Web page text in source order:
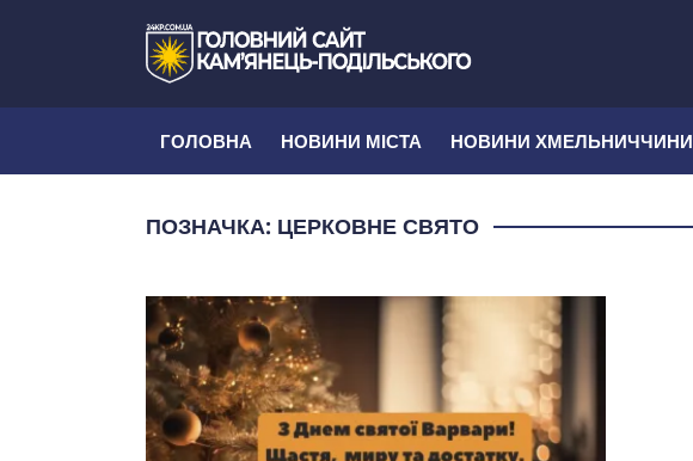
ГОЛОВНА НОВИНИ МІСТА НОВИНИ ХМЕЛЬНИЧЧИНИ
ПОЗНАЧКА: ЦЕРКОВНЕ СВЯТО